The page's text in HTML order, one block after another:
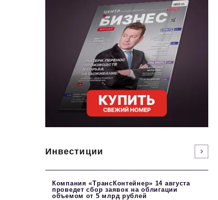
Инвестиции
Компания «ТрансКонтейнер» 14 августа
проведет сбор заявок на облигации
объемом от 5 млрд рублей